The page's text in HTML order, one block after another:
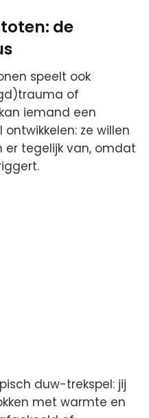
de
speelt ook
of
iemand een
ze willen
er tegelijk van, omdat
duw-trekspel: jij
met warmte en